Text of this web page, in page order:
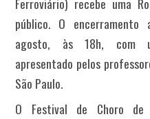
público. O
agosto, às 18h, com
apresentado pelos
São Paulo.
O Festival de Choro de